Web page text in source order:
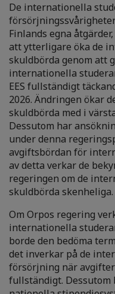
De internationella
Finlands egna
att ytterligare öka de
skuldbörda genom att
internationella
EES fullständigt
2026. Ändringen ökar
skuldbörda med i
Dessutom har
under denna
avgiftsbördan för
av detta verkar de
regeringen om de
skuldbörda skenheliga.
Om Orpos regering
internationella
borde den bedöma
det inverkar på de
försörjning när
fullständigt.